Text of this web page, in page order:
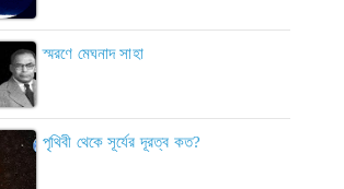
স্মরণে মেঘনাদ সাহা
পৃথিবী থেকে সূর্যের দূরত্ব কত?